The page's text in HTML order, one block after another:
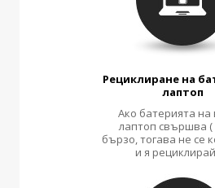
Рециклиране на
лаптоп
Ако батерията
лаптоп свършва (
бързо, тогава не се
и я